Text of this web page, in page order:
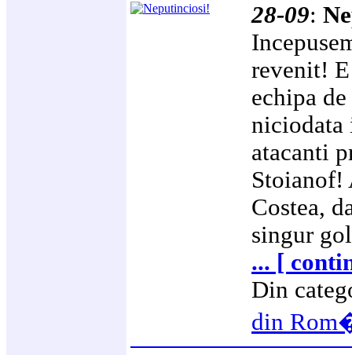
28-09:
revenit!
echipa
niciodata
atacanti
Stoianof!
Costea,
singur
... [
Din
din